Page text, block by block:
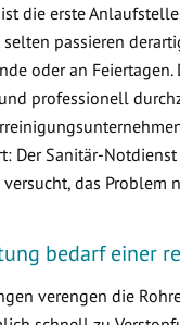
die erste
passieren
oder an
professionell
Der Sanitär-
das Problem
bedarf einer
verengen die